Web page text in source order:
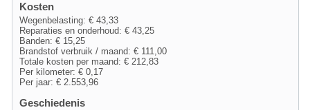
Kosten
Wegenbelasting: € 43,33
Reparaties en onderhoud: € 43,25
Banden: € 15,25
Brandstof verbruik / maand: € 111,00
Totale kosten per maand: € 212,83
Per kilometer: € 0,17
Per jaar: € 2.553,96
Geschiedenis